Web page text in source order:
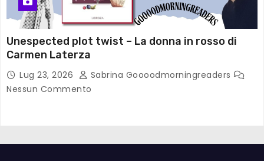
Unespected plot twist – La donna in rosso di
Carmen Laterza
Lug 23, 2026
Sabrina Goooodmorningreaders
Nessun Commento